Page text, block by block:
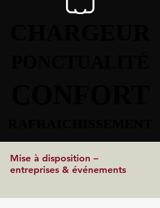
Mise à disposition –
entreprises & événements